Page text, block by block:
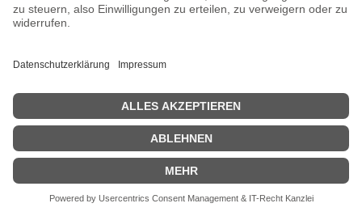
Lenovo Foundation Service + Premier
Support - Serviceerweiterung -
Arbeitszeit und Ersatzteile (für 24 TB (6
x 4 TB NLSAS HDD)
Lenovo Foundation Service + Premier Support -